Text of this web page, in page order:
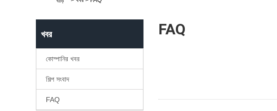
খবর
কোম্পানির খবর
শিল্প সংবাদ
FAQ
FAQ